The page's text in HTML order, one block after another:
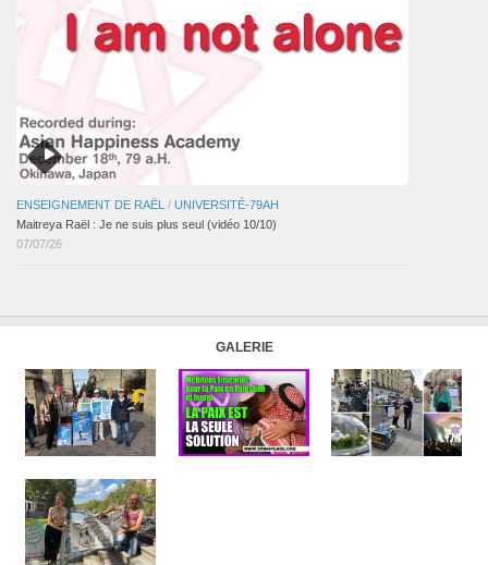
ENSEIGNEMENT DE RAËL / UNIVERSITÉ-79AH
Maitreya Raël : Je ne suis plus seul (vidéo 10/10)
07/07/26
GALERIE